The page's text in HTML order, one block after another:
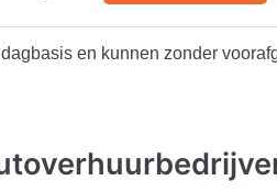
en kunnen zonder